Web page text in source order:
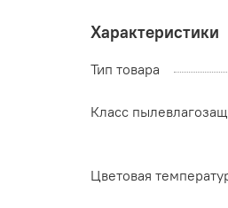
Характеристики
Тип товара
Класс
Цветовая